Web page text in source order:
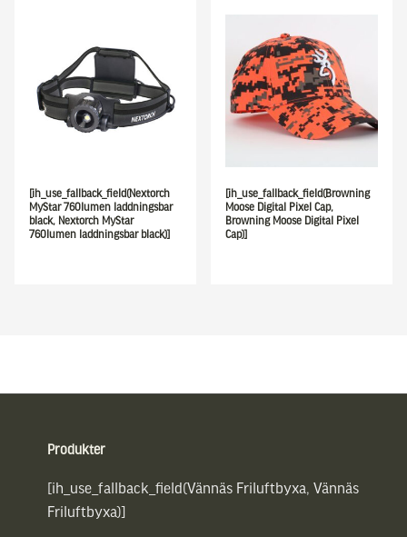
[ih_use_fallback_field(Nextorch
MyStar 760lumen laddningsbar
black, Nextorch MyStar
760lumen laddningsbar black)]
[ih_use_fallback_field(Browning
Moose Digital Pixel Cap,
Browning Moose Digital Pixel
Cap)]
Produkter
[ih_use_fallback_field(Vännäs Friluftbyxa, Vännäs
Friluftbyxa)]